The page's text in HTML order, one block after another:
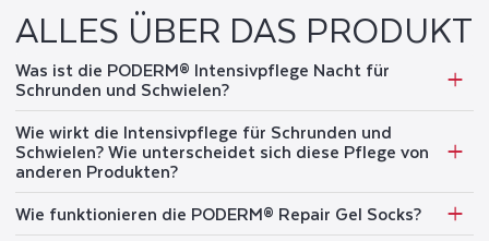
ALLES ÜBER DAS PRODUKT
Was ist die PODERM® Intensivpflege Nacht für
Schrunden und Schwielen?
Wie wirkt die Intensivpflege für Schrunden und
Schwielen? Wie unterscheidet sich diese Pflege von
anderen Produkten?
Wie funktionieren die PODERM® Repair Gel Socks?